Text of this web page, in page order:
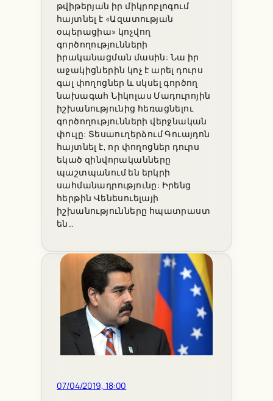
թվիթերյան իր միկրոբլոգում
հայտնել է «Ազատության
օպերացիա» կոչվող
գործողությունների
իրականացման մասին: Նա իր
աջակիցներին կոչ է արել դուրս
գալ փողոցներ և սկսել գործող
նախագահ Նիկոլաս Մադուրոյին
իշխանությունից հեռացնելու
գործողությունների վերջնական
փուլը: Տեսաուղերձում Գուայդոն
հայտնել է, որ փողոցներ դուրս
եկած զինվորականները
պաշտպանում են երկրի
սահմանադրությունը: Իրենց
հերթին Վենեսուելայի
իշխանությունները հպատրաստ
են…
07/04/2019, 18:00